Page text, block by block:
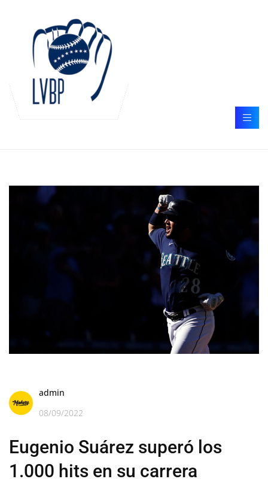
admin
08/09/2022
Eugenio Suárez superó los
1.000 hits en su carrera